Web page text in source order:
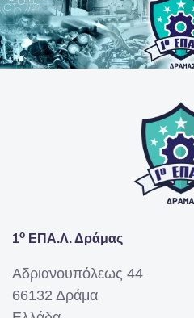
1ο ΕΠΑ.Λ. Δράμας
Αδριανουπόλεως 44
66132 Δράμα